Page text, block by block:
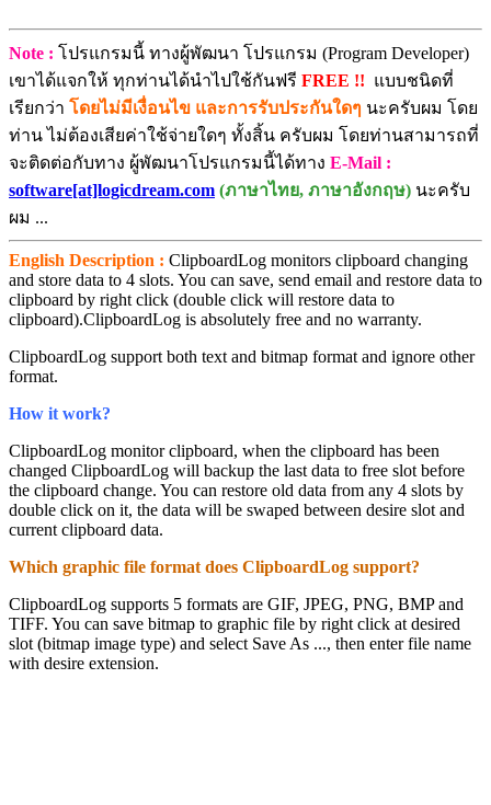
Note : โปรแกรมนี้ ทางผู้พัฒนา โปรแกรม (Program Developer)
เขาได้แจกให้ ทุกท่านได้นำไปใช้กันฟรี FREE !! แบบชนิดที่
เรียกว่า โดยไม่มีเงื่อนไข และการรับประกันใดๆ นะครับผม โดย
ท่าน ไม่ต้องเสียค่าใช้จ่ายใดๆ ทั้งสิ้น ครับผม โดยท่านสามารถที่
จะติดต่อกับทาง ผู้พัฒนาโปรแกรมนี้ได้ทาง E-Mail :
software[at]logicdream.com (ภาษาไทย, ภาษาอังกฤษ) นะครับ
ผม ...
English Description : ClipboardLog monitors clipboard changing
and store data to 4 slots. You can save, send email and restore data to
clipboard by right click (double click will restore data to
clipboard).ClipboardLog is absolutely free and no warranty.
ClipboardLog support both text and bitmap format and ignore other
format.
How it work?
ClipboardLog monitor clipboard, when the clipboard has been
changed ClipboardLog will backup the last data to free slot before
the clipboard change. You can restore old data from any 4 slots by
double click on it, the data will be swaped between desire slot and
current clipboard data.
Which graphic file format does ClipboardLog support?
ClipboardLog supports 5 formats are GIF, JPEG, PNG, BMP and
TIFF. You can save bitmap to graphic file by right click at desired
slot (bitmap image type) and select Save As ..., then enter file name
with desire extension.